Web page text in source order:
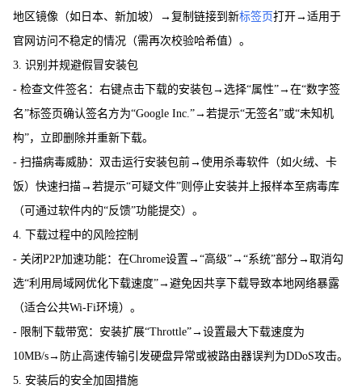
地区镜像（如日本、新加坡）→复制链接到新标签页打开→适用于
官网访问不稳定的情况（需再次校验哈希值）。
3. 识别并规避假冒安装包
- 检查文件签名：右键点击下载的安装包→选择“属性”→在“数字签
名”标签页确认签名方为“Google Inc.”→若提示“无签名”或“未知机
构”，立即删除并重新下载。
- 扫描病毒威胁：双击运行安装包前→使用杀毒软件（如火绒、卡
饭）快速扫描→若提示“可疑文件”则停止安装并上报样本至病毒库
（可通过软件内的“反馈”功能提交）。
4. 下载过程中的风险控制
- 关闭P2P加速功能：在Chrome设置→“高级”→“系统”部分→取消勾
选“利用局域网优化下载速度”→避免因共享下载导致本地网络暴露
（适合公共Wi-Fi环境）。
- 限制下载带宽：安装扩展“Throttle”→设置最大下载速度为
10MB/s→防止高速传输引发硬盘异常或被路由器误判为DDoS攻击。
5. 安装后的安全加固措施